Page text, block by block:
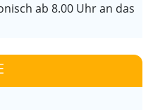
ab 8.00 Uhr an das